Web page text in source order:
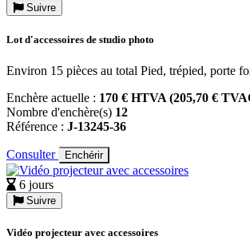
Suivre
Lot d'accessoires de studio photo
Environ 15 pièces au total Pied, trépied, porte
Enchère actuelle : 170 € HTVA (205,70 €
Nombre d'enchère(s) 12
Référence : J-13245-36
Consulter Enchérir
6 jours
Suivre
Vidéo projecteur avec accessoires